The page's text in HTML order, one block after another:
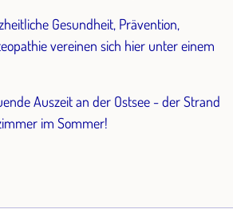
Gesundheit, Prävention,
vereinen sich hier unter einem
Auszeit an der Ostsee - der Strand
im Sommer!